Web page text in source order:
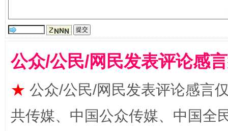
受贿1.44亿！段成刚被判无期
公众/公民/网民发表评论感
★ 公众/公民/网民发表评论感言
共传媒、中国公众传媒、中国全